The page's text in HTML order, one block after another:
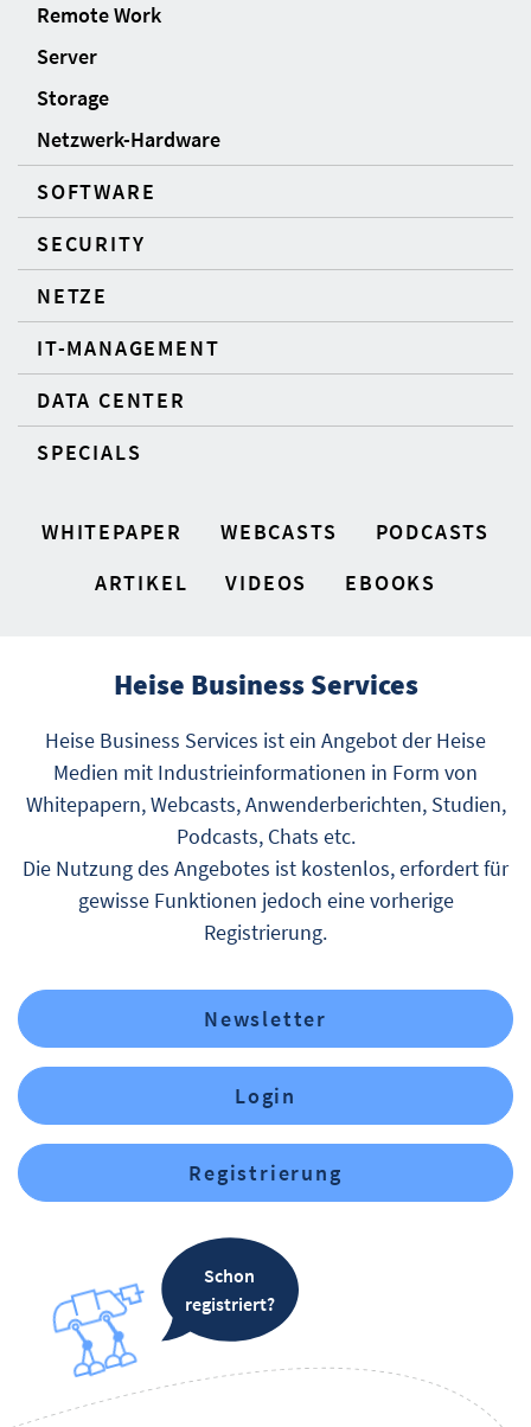
Remote Work
Server
Storage
Netzwerk-Hardware
SOFTWARE
SECURITY
NETZE
IT-MANAGEMENT
DATA CENTER
SPECIALS
WHITEPAPER WEBCASTS
PODCASTS
ARTIKEL
VIDEOS EBOOKS
Heise Business Services
Heise Business Services ist ein Angebot der Heise
Medien mit Industrieinformationen in Form von
Whitepapern, Webcasts, Anwenderberichten, Studien,
Podcasts, Chats etc.
Die Nutzung des Angebotes ist kostenlos, erfordert für
gewisse Funktionen jedoch eine vorherige
Registrierung.
Newsletter
Login
Registrierung
Schon
registriert?